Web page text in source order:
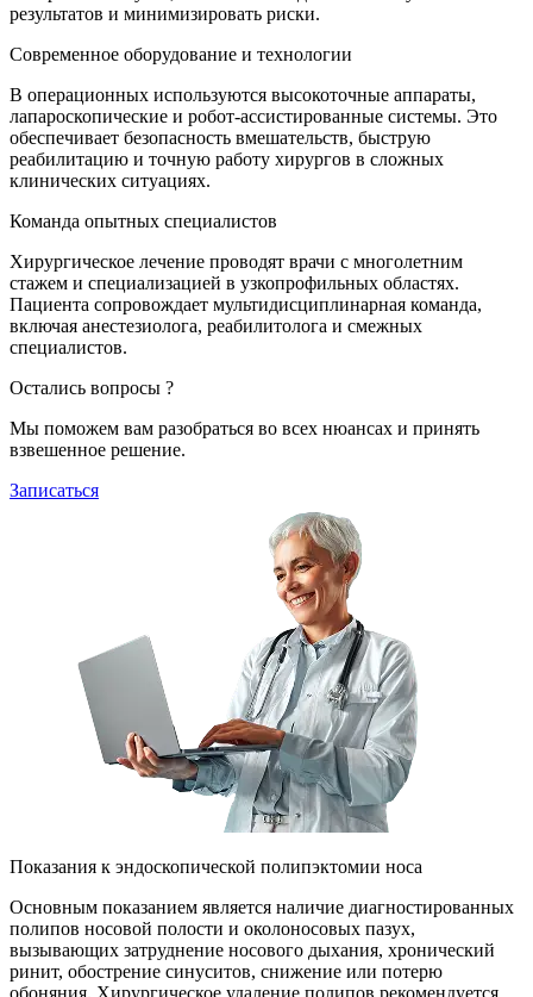
результатов и минимизировать риски.
Современное оборудование и технологии
В операционных используются высокоточные аппараты,
лапароскопические и робот-ассистированные системы. Это
обеспечивает безопасность вмешательств, быструю
реабилитацию и точную работу хирургов в сложных
клинических ситуациях.
Команда опытных специалистов
Хирургическое лечение проводят врачи с многолетним
стажем и специализацией в узкопрофильных областях.
Пациента сопровождает мультидисциплинарная команда,
включая анестезиолога, реабилитолога и смежных
специалистов.
Остались вопросы ?
Мы поможем вам разобраться во всех нюансах и принять
взвешенное решение.
Записаться
Показания к эндоскопической полипэктомии носа
Основным показанием является наличие диагностированных
полипов носовой полости и околоносовых пазух,
вызывающих затруднение носового дыхания, хронический
ринит, обострение синуситов, снижение или потерю